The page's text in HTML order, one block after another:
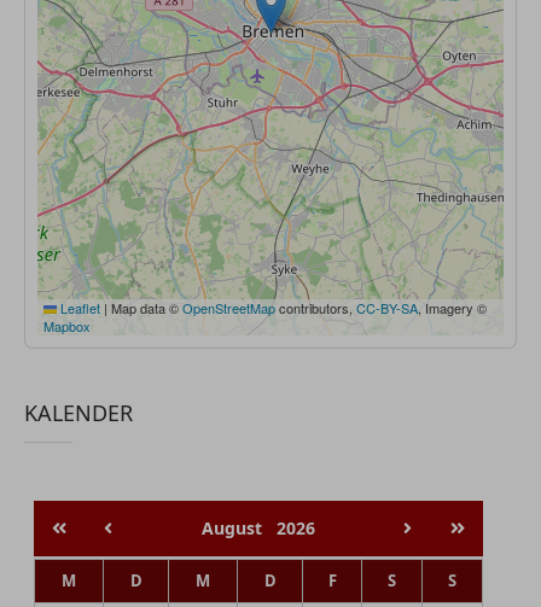
Leaflet | Map data ©OpenStreetMapcontributors, CC-BY-SA, Imagery ©
Mapbox
KALENDER
August 2026
M D M D F S
S